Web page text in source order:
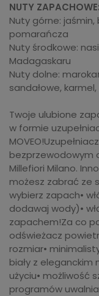
NUTY ZAPACHOWE:
Nuty górne:
pomarańcza
Nuty środkowe:
Madagaskaru
Nuty dolne:
sandałowe, karmel,
Twoje ulubione
w formie
bezprzewodowym
Millefiori Milano.
możesz zabrać ze
wybierz zapach•
dodawaj wody)•
zapachem!Za co
odświeżacz
rozmiar•
biały z
użyciu• możliwość
programów